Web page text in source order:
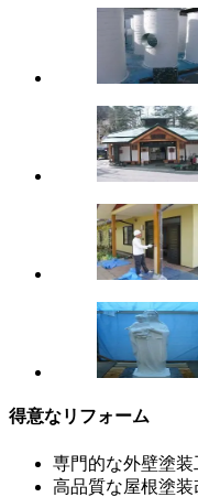
得意なリフォーム
専門的な外壁塗装
高品質な屋根塗装